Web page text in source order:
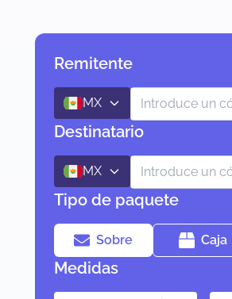
Remitente
MX
Destinatario
MX
Tipo de paquete
Sobre Caja
Medidas